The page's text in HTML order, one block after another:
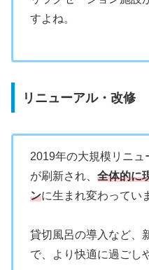
すよね。
リニューアル・改修
2019年の大規模リニ
が刷新され、 全体的に
ンに生まれ変わってい
貸切風呂の導入など、
で、より快適に過ごし